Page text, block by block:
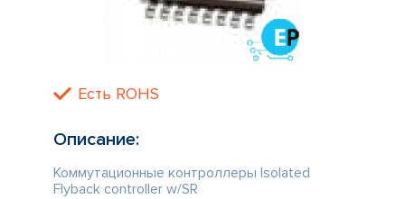
ПРОИЗВОДИТЕЛЕЙ
Есть ROHS
Описание:
Коммутационные контроллеры Isolated
Flyback controller w/SR